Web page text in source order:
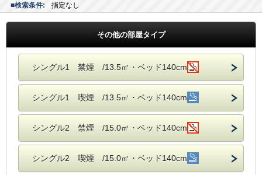
■検索条件: 指定なし
その他の部屋タイプ
シングル1 禁煙 /13.5㎡・ベッド140cm
シングル1 喫煙 /13.5㎡・ベッド140cm
シングル2 禁煙 /15.0㎡・ベッド140cm
シングル2 喫煙 /15.0㎡・ベッド140cm